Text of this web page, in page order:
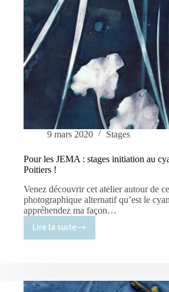
9 mars 2020 Stages
Pour les JEMA : stages initiation au
Poitiers !
Venez découvrir cet atelier autour de
photographique alternatif qu’est le
appréhendez ma façon…
Lire la suite
Pour
stages